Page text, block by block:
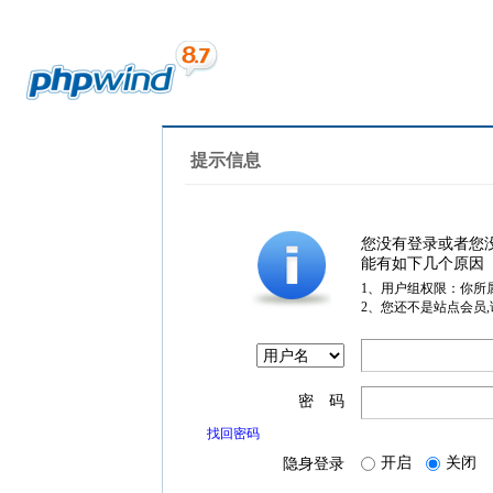
提示信息
您没有登录或者您
能有如下几个原因
1、用户组权限：你所
2、您还不是站点会员
密 码
找回密码
隐身登录 开启 关闭